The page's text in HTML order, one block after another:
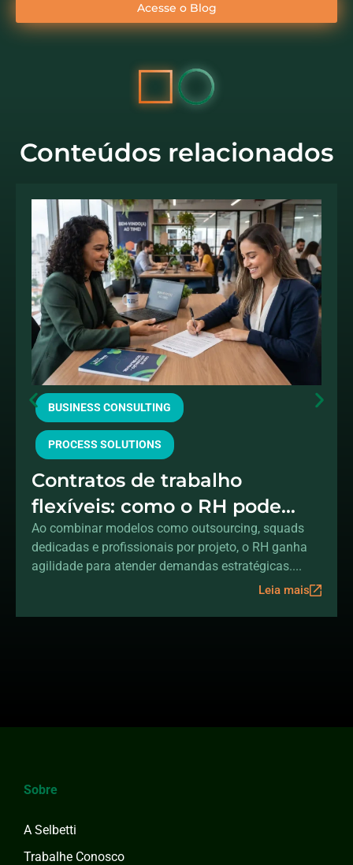
Acesse o Blog
Conteúdos relacionados
BUSINESS CONSULTING
PROCESS SOLUTIONS
Contratos de trabalho
flexíveis: como o RH pode
acelerar a transformação
digital sem aumentar o
Ao combinar modelos como outsourcing, squads
dedicadas e profissionais por projeto, o RH ganha
agilidade para atender demandas estratégicas....
Leia mais
Sobre
A Selbetti
Trabalhe Conosco